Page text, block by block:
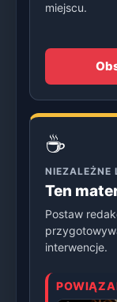
miejscu.
☕
NIEZALEŻNE
Ten
Postaw
interwencje.